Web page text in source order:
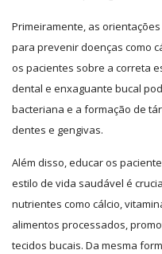
Primeiramente, as
para prevenir doenças como
os pacientes sobre a correta
dental e enxaguante bucal
bacteriana e a formação de
dentes e gengivas.
Além disso, educar os
estilo de vida saudável é
nutrientes como cálcio,
alimentos processados,
tecidos bucais. Da mesma